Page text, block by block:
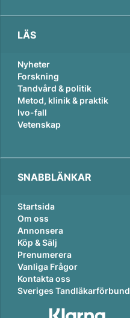
LÄS
Nyheter
Forskning
Tandvård & politik
Metod, klinik & praktik
Ivo-fall
Vetenskap
SNABBLÄNKAR
Startsida
Om oss
Annonsera
Köp & Sälj
Prenumerera
Vanliga Frågor
Kontakta oss
Sveriges Tandläkarförbund